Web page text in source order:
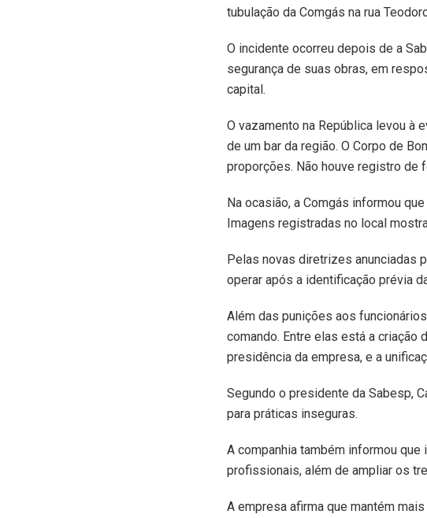
tubulação da Comgás na rua
O incidente ocorreu depois de a
segurança de suas obras, em
capital.
O vazamento na República levou à
de um bar da região. O Corpo de
proporções. Não houve registro de
Na ocasião, a Comgás informou
Imagens registradas no local
Pelas novas diretrizes anunciadas
operar após a identificação prévia
Além das punições aos
comando. Entre elas está a criação
presidência da empresa, e a
Segundo o presidente da Sabesp,
para práticas inseguras.
A companhia também informou
profissionais, além de ampliar os
A empresa afirma que mantém